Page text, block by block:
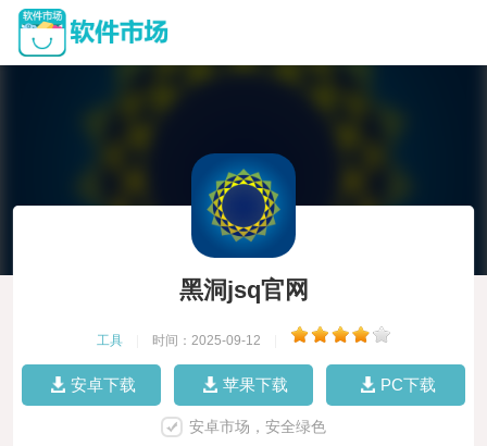
黑洞jsq官网
工具 时间：2025-09-12
安卓下载 苹果下载 PC下载
安卓市场，安全绿色